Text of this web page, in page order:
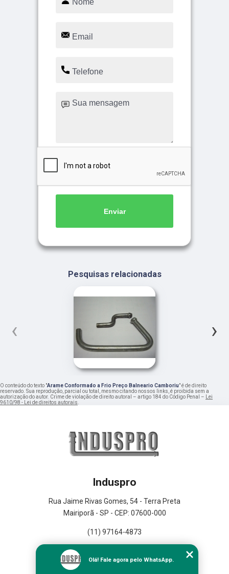
Enviar
Pesquisas relacionadas
‹ ›
O conteúdo do texto "Arame Conformado a Frio Preço Balneario Camboriu" é de direito
reservado. Sua reprodução, parcial ou total, mesmo citando nossos links, é proibida sem a
autorização do autor. Crime de violação de direito autoral – artigo 184 do Código Penal – Lei
9610/98 - Lei de direitos autorais.
Induspro
Rua Jaime Rivas Gomes, 54 - Terra Preta
Mairiporã - SP - CEP: 07600-000
(11) 97164-4873
Empresa
Olá! Fale agora pelo WhatsApp.